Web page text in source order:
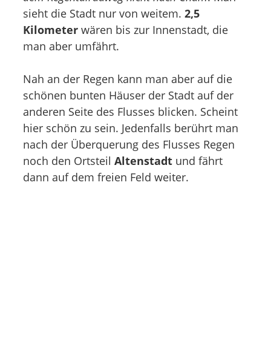
sieht die Stadt nur von weitem. 2,5
Kilometer wären bis zur Innenstadt, die
man aber umfährt.
Nah an der Regen kann man aber auf die
schönen bunten Häuser der Stadt auf der
anderen Seite des Flusses blicken. Scheint
hier schön zu sein. Jedenfalls berührt man
nach der Überquerung des Flusses Regen
noch den Ortsteil Altenstadt und fährt
dann auf dem freien Feld weiter.